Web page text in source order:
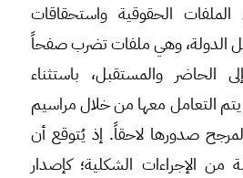
الملفات الحقوقية واستحقاقات
الدولة، وهي ملفات تضرب صفحاً
الحاضر والمستقبل، باستثناء
يتم التعامل معها من خلال مراسيم
صدورها لاحقاً. إذ يُتوقع أن
من الإجراءات الشكلية؛ كإصدار